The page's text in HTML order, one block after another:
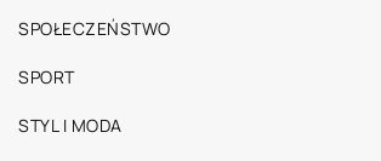
SPOŁECZEŃSTWO
SPORT
STYL I MODA